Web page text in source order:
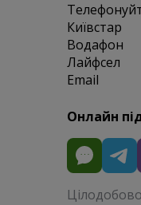
Київстар
Водафон
Лайфсел
Email
Онлайн